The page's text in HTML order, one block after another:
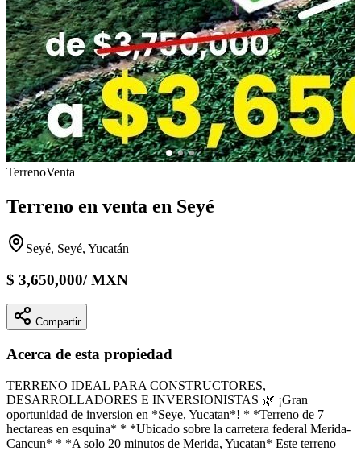
TerrenoVenta
Terreno en venta en Seyé
Seyé, Seyé, Yucatán
$ 3,650,000/MXN
Compartir
Acerca de esta propiedad
TERRENO IDEAL PARA CONSTRUCTORES,
DESARROLLADORES E INVERSIONISTAS 🌿 ¡Gran
oportunidad de inversion en *Seye, Yucatan*! * *Terreno de 7
hectareas en esquina* * *Ubicado sobre la carretera federal Merida-
Cancun* * *A solo 20 minutos de Merida, Yucatan* Este terreno